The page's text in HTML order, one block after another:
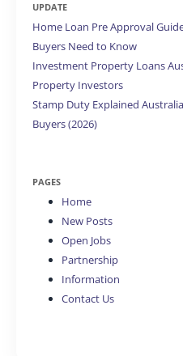
UPDATE
Home Loan Pre Approval
Buyers Need to Know
Investment Property Loans
Property Investors
Stamp Duty Explained
Buyers (2026)
PAGES
Home
New Posts
Open Jobs
Partnership
Information
Contact Us